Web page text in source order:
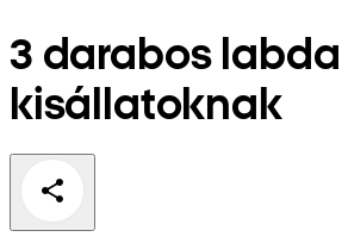
3 darabos
kisállatoknak